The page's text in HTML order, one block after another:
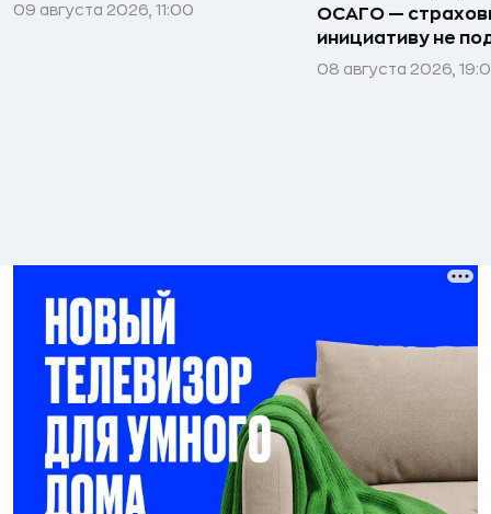
09 августа 2026, 11:00
ОСАГО —
инициативу не
08 августа 2026,